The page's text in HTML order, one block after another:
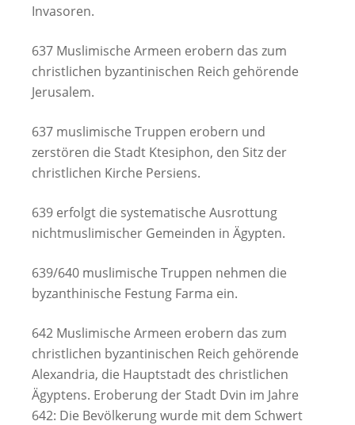
Invasoren.
637 Muslimische Armeen erobern das zum
christlichen byzantinischen Reich gehörende
Jerusalem.
637 muslimische Truppen erobern und
zerstören die Stadt Ktesiphon, den Sitz der
christlichen Kirche Persiens.
639 erfolgt die systematische Ausrottung
nichtmuslimischer Gemeinden in Ägypten.
639/640 muslimische Truppen nehmen die
byzanthinische Festung Farma ein.
642 Muslimische Armeen erobern das zum
christlichen byzantinischen Reich gehörende
Alexandria, die Hauptstadt des christlichen
Ägyptens. Eroberung der Stadt Dvin im Jahre
642: Die Bevölkerung wurde mit dem Schwert